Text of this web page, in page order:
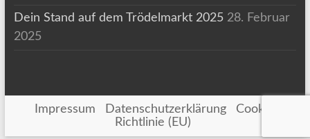
Dein Stand auf dem Trödelmarkt 2025 28. Februar
2025
Impressum Datenschutzerklärung
Cookie-
Richtlinie (EU)